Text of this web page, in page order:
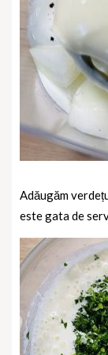
Adăugăm
este gata de